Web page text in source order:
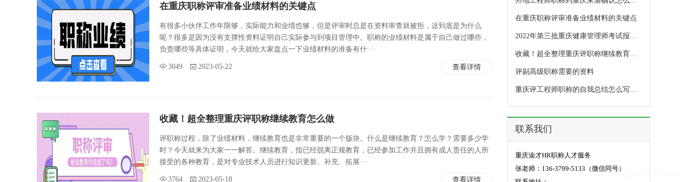
在重庆职称评审准备业绩材料的关键点
有很多小伙伴工作年限够，实际能力和业绩也够，但是评审时总是在资料审查就被拒，这到底是为什么
呢？很多是因为没有支撑性资料证明自己实际参与到项目管理中。职称的业绩材料是属于自己做过哪些，
负责哪些等具体证明，今天就给大家盘点一下业绩材料的准备有什···
3049 2023-05-22 查看详情
收藏！超全整理重庆评职称继续教育怎么做
评职称过程，除了业绩材料，继续教育也是非常重要的一个版块。什么是继续教育？怎么学？需要多少学
时？今天就来为大家一一解答。继续教育，指已经脱离正规教育，已经参加工作并且拥有成人责任的人所
接受的各种教育，是对专业技术人员进行知识更新、补充、拓展···
3764 2023-05-18 查看详情
在重庆职称评审准备业绩材料的关键点
评副高级职称需要的资料
联系我们
重庆渝才HR职称人才服务
张老师：136-3799-5133（微信同号）